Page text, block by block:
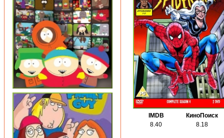
IMDB
8.40
КиноПоиск
8.18